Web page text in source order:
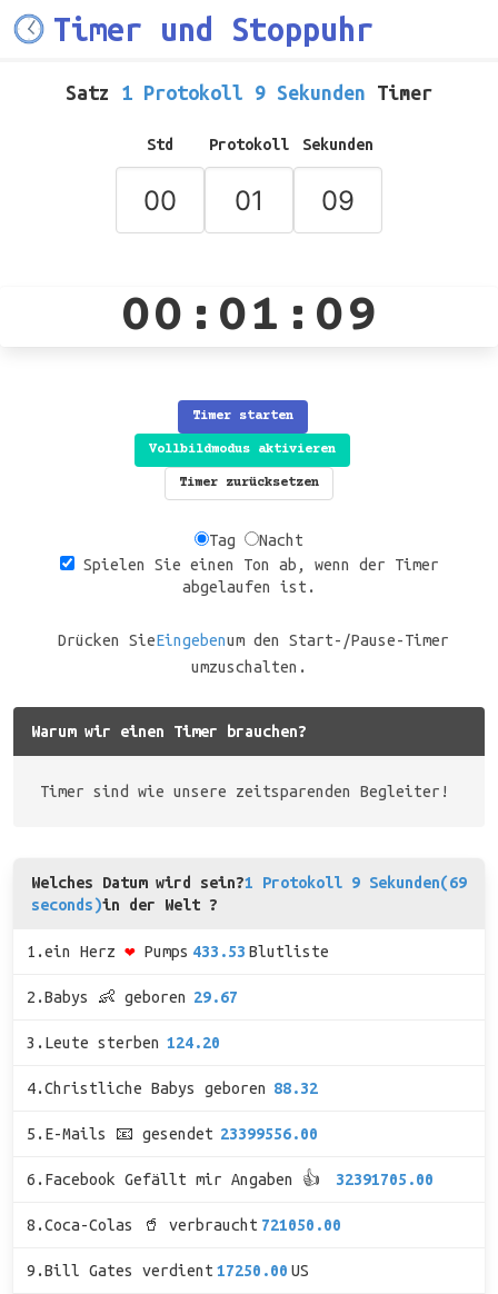
Timer und Stoppuhr
Satz 1 Protokoll 9 Sekunden Timer
Std Protokoll Sekunden
00:01:09
Timer starten
Vollbildmodus aktivieren
Timer zurücksetzen
Tag
Nacht
Spielen Sie einen Ton ab, wenn der Timer
abgelaufen ist.
Drücken SieEingebenum den Start-/Pause-Timer
umzuschalten.
Warum wir einen Timer brauchen?
Timer sind wie unsere zeitsparenden Begleiter!
Welches Datum wird sein?1 Protokoll 9 Sekunden(69
seconds)in der Welt ?
1.ein Herz ❤ Pumps 433.53 Blutliste
2.Babys 👶 geboren 29.67
3.Leute sterben 124.20
4.Christliche Babys geboren 88.32
5.E-Mails 📧 gesendet 23399556.00
6.Facebook Gefällt mir Angaben 👍 32391705.00
8.Coca-Colas 🥤 verbraucht 721050.00
9.Bill Gates verdient 17250.00 US